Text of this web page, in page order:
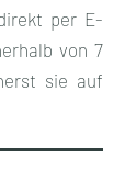
per E-
von 7
sie auf